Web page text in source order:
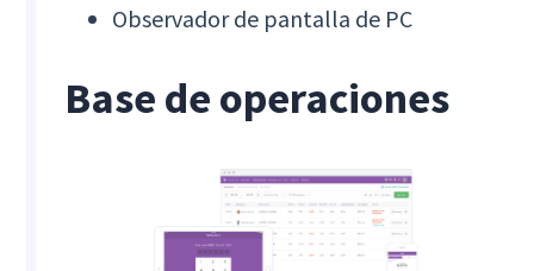
Observador de pantalla de PC
Base de operaciones